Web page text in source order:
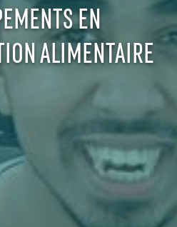
EN
ALIMENTAIRE